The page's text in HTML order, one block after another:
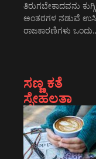
ತಿರುಗಬೇಕಾದವನು
ಅಂತರಗಳ ನಡುವೆ
ರಾಜಕಾರಣಿಗಳು
ಸಣ್ಣ ಕತೆ
ಸ್ನೇಹಲತಾ